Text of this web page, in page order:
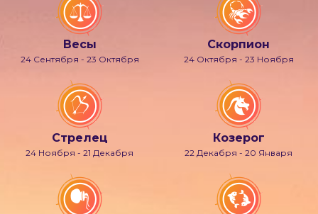
Весы
24 Сентября - 23 Октября
Скорпион
24 Октября - 23 Ноября
Стрелец
24 Ноября - 21 Декабря
Козерог
22 Декабря - 20 Января